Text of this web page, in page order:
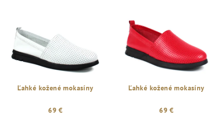
Ľahké kožené mokasíny
69 €
Ľahké kožené mokasíny
69 €